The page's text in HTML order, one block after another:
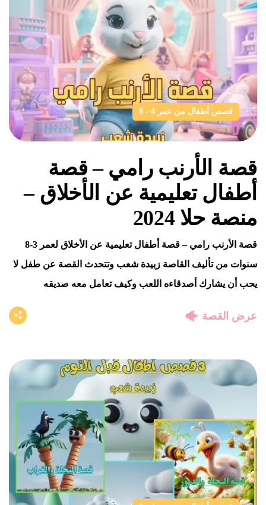
قصص أطفال من عمر 4 - 8
قصة الأرنب رامي – قصة
أطفال تعليمية عن الأخلاق –
منصة حلا 2024
قصة الأرنب رامي – قصة أطفال تعليمية عن الأخلاق لعمر 3-8
سنوات من تأليف القاصة زبيدة شعب وتتحدث القصة عن طفل لا
يحب أن يشارك أصدقاءه اللعب وكيف تعامل معه صديقه
عرض القصة